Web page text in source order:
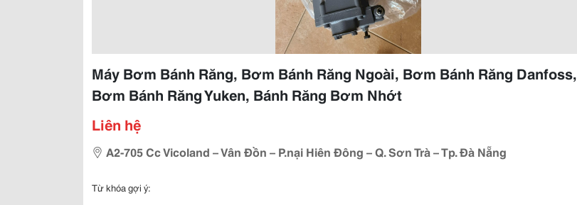
Máy Bơm Bánh Răng, Bơm Bánh Răng Ngoài, Bơm Bánh Răng Danfoss,
Bơm Bánh Răng Yuken, Bánh Răng Bơm Nhớt
Liên hệ
A2-705 Cc Vicoland – Vân Đồn – P.nại Hiên Đông – Q. Sơn Trà – Tp. Đà Nẵng
Từ khóa gợi ý: